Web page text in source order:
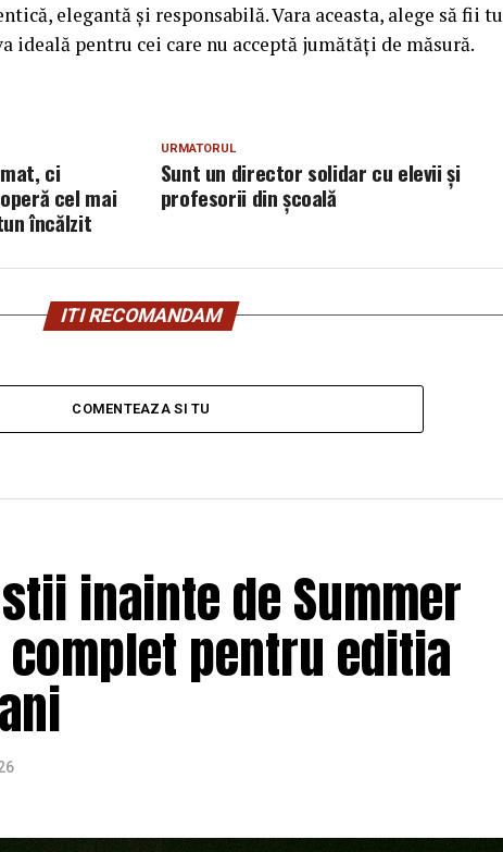
elegantă și responsabilă. Vara aceasta, alege să fii tu
ideală pentru cei care nu acceptă jumătăți de măsură.
URMATORUL
Sunt un director solidar cu elevii și
profesorii din școală
ci
cel mai
încălzit
ITI RECOMANDAM
COMENTEAZA SI TU
inainte de Summer
complet pentru editia